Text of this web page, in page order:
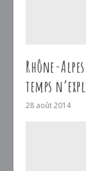
Rhône-
temps
28 août 2014